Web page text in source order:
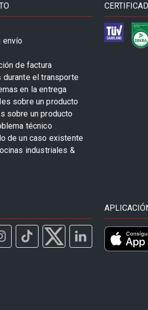
envío
de factura
durante el transporte
en la entrega
sobre un producto
sobre un producto
técnico
de un caso existente
industriales &